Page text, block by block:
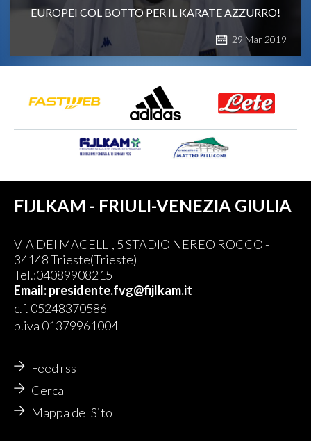
EUROPEI COL BOTTO PER IL KARATE AZZURRO!
29 Mar 2019
FIJLKAM - FRIULI-VENEZIA GIULIA
VIA DEI MACELLI, 5 STADIO NEREO ROCCO -
34148 Trieste(Trieste)
Tel.:04089908215
Email: presidente.fvg@fijlkam.it
c.f. 05248370586
p.iva 01379961004
Feed rss
Cerca
Mappa del Sito